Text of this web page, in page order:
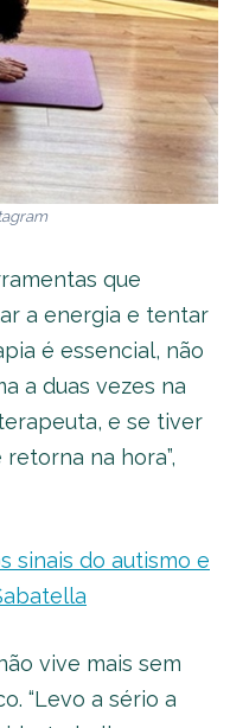
que
a energia e tentar
é essencial, não
a duas vezes na
e se tiver
na hora”,
sinais do autismo e
vive mais sem
“Levo a sério a